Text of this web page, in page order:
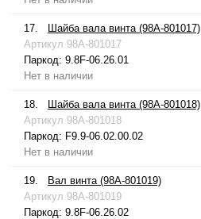
17.
Шайба вала винта (98A-801017)
Артикул 98A-801017
Паркод: 9.8F-06.26.01
Нет в наличии
18.
Шайба вала винта (98A-801018)
Артикул 98A-801018
Паркод: F9.9-06.02.00.02
Нет в наличии
19.
Вал винта (98A-801019)
Артикул 98A-801019
Паркод: 9.8F-06.26.02